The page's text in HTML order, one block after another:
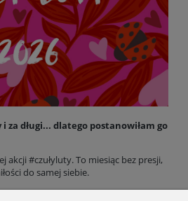
za długi... dlatego postanowiłam go
akcji #czułyluty. To miesiąc bez presji,
do samej siebie.